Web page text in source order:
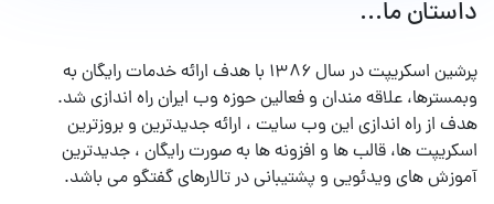
داستان ما...
پرشین اسکریپت در سال ۱۳۸۶ با هدف ارائه خدمات رایگان به
وبمسترها، علاقه مندان و فعالین حوزه وب ایران راه اندازی شد.
هدف از راه اندازی این وب سایت ، ارائه جدیدترین و بروزترین
اسکریپت ها، قالب ها و افزونه ها به صورت رایگان ، جدیدترین
آموزش های ویدئویی و پشتیبانی در تالارهای گفتگو می باشد.